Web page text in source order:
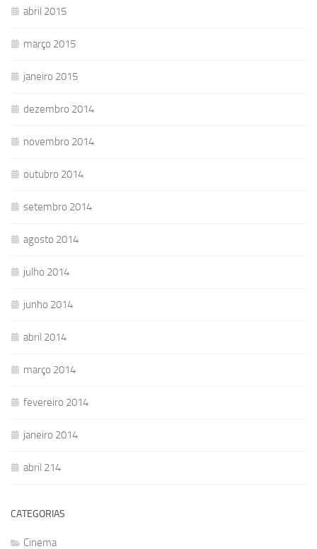
abril 2015
março 2015
janeiro 2015
dezembro 2014
novembro 2014
outubro 2014
setembro 2014
agosto 2014
julho 2014
junho 2014
abril 2014
março 2014
fevereiro 2014
janeiro 2014
abril 214
CATEGORIAS
Cinema